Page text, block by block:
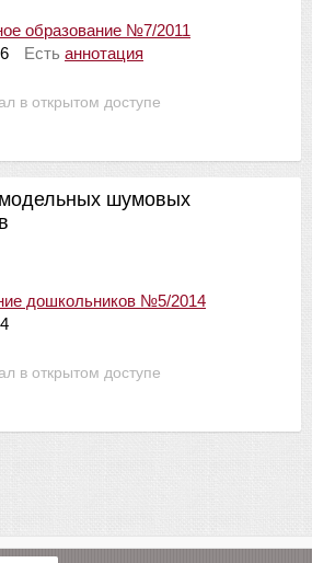
в открытом доступе
образование №7/2011
Есть аннотация
в открытом доступе
шумовых
дошкольников №5/2014